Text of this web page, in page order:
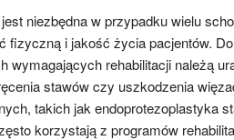
niezbędna w przypadku wielu
fizyczną i jakość życia pacjentów.
wymagających rehabilitacji należą
stawów czy uszkodzenia
takich jak endoprotezoplastyka
korzystają z programów